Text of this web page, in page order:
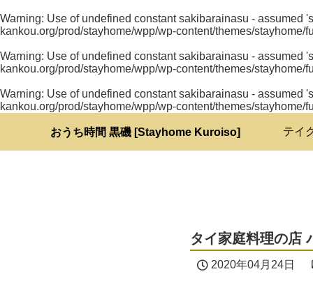
Warning: Use of undefined constant sakibarainasu -
kankou.org/prod/stayhome/wpp/wp-content/themes/stayhome/
Warning: Use of undefined constant sakibarainasu -
kankou.org/prod/stayhome/wpp/wp-content/themes/stayhome/
Warning: Use of undefined constant sakibarainasu -
kankou.org/prod/stayhome/wpp/wp-content/themes/stayhome/
おうち時間 黒磯 [Stayhome Kuroiso] テイ
タイ家庭料理の店
2020年04月24日